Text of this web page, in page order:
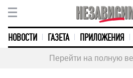
НОВОСТИ ГАЗЕТА ПРИЛОЖЕНИЯ
Перейти на полную